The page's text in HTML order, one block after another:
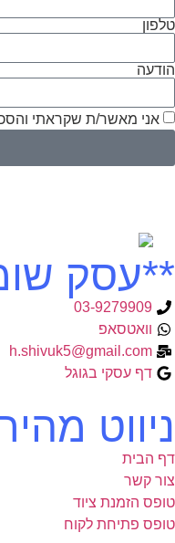
טלפון
הודעה
אני מאשר/ת שקראתי
**עסק
03-9279909
וואטסאפ
h.shivuk5@gmail.com
דף עסקי בגוגל
ניווט
דף הבית
צור קשר
טופס הזמנת ציוד
טופס פתיחת לקוח